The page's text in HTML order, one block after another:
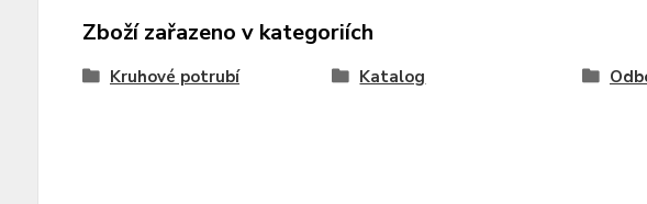
Zboží zařazeno v kategoriích
Kruhové potrubí Katalog